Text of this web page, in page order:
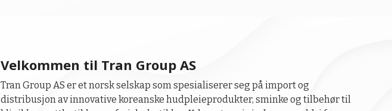
Velkommen til Tran Group AS
Tran Group AS er et norsk selskap som spesialiserer seg på import og
distribusjon av innovative koreanske hudpleieprodukter, sminke og tilbehør til